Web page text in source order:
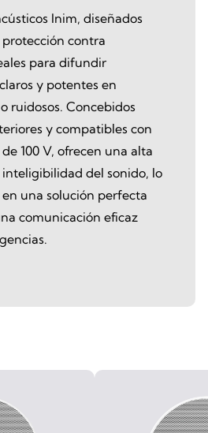
Inim, diseñados
contra
para difundir
y potentes en
ruidosos. Concebidos
y compatibles con
100 V, ofrecen una alta
del sonido, lo
una solución perfecta
comunicación eficaz